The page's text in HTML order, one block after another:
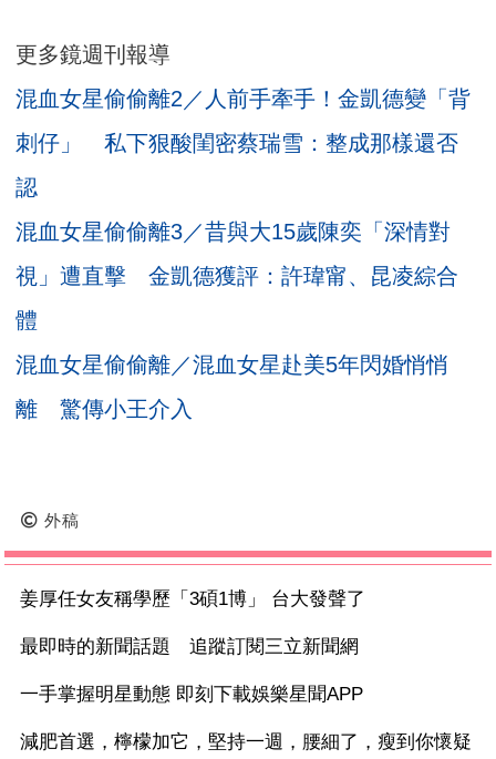
更多鏡週刊報導
混血女星偷偷離2／人前手牽手！金凱德變「背
刺仔」 私下狠酸閨密蔡瑞雪：整成那樣還否
認
混血女星偷偷離3／昔與大15歲陳奕「深情對
視」遭直擊 金凱德獲評：許瑋甯、昆凌綜合
體
混血女星偷偷離／混血女星赴美5年閃婚悄悄
離 驚傳小王介入
外稿
姜厚任女友稱學歷「3碩1博」 台大發聲了
最即時的新聞話題 追蹤訂閱三立新聞網
一手掌握明星動態 即刻下載娛樂星聞APP
減肥首選，檸檬加它，堅持一週，腰細了，瘦到你懷疑